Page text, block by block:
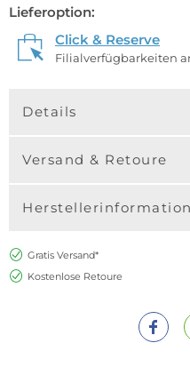
Lieferoption:
Click & Reserve
Filialverfügbarkeiten
Details
Versand & Retoure
Gratis Versand*
Kostenlose Retoure